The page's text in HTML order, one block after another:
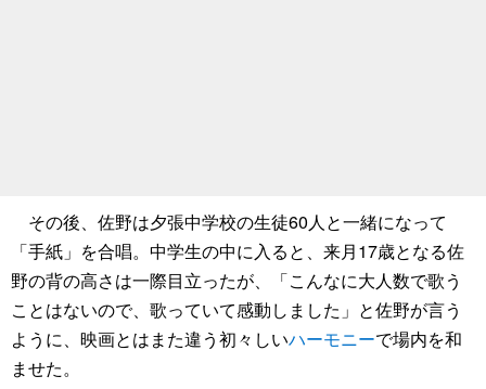
その後、佐野は夕張中学校の生徒60人と一緒になって
「手紙」を合唱。中学生の中に入ると、来月17歳となる佐
野の背の高さは一際目立ったが、「こんなに大人数で歌う
ことはないので、歌っていて感動しました」と佐野が言う
ように、映画とはまた違う初々しいハーモニーで場内を和
ませた。